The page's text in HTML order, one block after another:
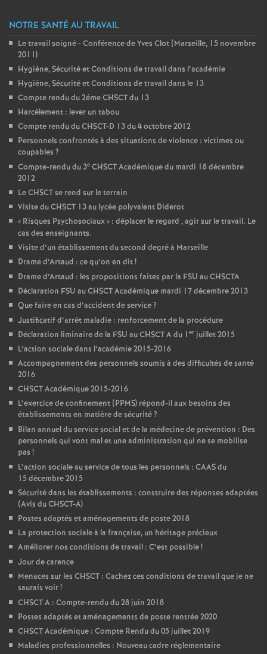
NOTRE SANTÉ AU TRAVAIL
Le travail soigné - Conférence de Yves Clot (Marseille, 15 novembre
2011)
Hygiène, Sécurité et Conditions de travail dans l’académie
Hygiène, Sécurité et Conditions de travail dans le 13
Compte rendu du 2éme CHSCT du 13
Harcèlement : lever un tabou
Compte rendu du CHSCT-D 13 du 4 octobre 2012
Personnels confrontés à des situations de violence : victimes ou
coupables ?
Compte-rendu du 3e CHSCT Académique du mardi 18 décembre
2012
Le CHSCT se rend sur le terrain
Visite du CHSCT 13 au lycée polyvalent Diderot
« Risques Psychosociaux» : déplacer le regard , agir sur le travail. Le
cas des enseignants.
Visite d’un établissement du second degré à Marseille
Drame d’Artaud : ce qu’on en dit!
Drame d’Artaud : les propositions faites par la FSU au CHSCTA
Déclaration FSU au CHSCT Académique mardi 17 décembre 2013
Que faire en cas d’accident de service?
Justificatif d’arrêt maladie : renforcement de la procédure
Déclaration liminaire de la FSU au CHSCT A du 1 er juillet 2015
L’action sociale dans l’académie 2015-2016
Accompagnement des personnels soumis à des difficultés de santé
2016
CHSCT Académique 2015-2016
L’exercice de confinement (PPMS) répond-il aux besoins des
établissements en matière de sécurité?
Bilan annuel du service social et de la médecine de prévention : Des
personnels qui vont mal et une administration qui ne se mobilise
pas !
L’action sociale au service de tous les personnels : CAAS du
15 décembre 2015
Sécurité dans les établissements : construire des réponses adaptées
(Avis du CHSCT-A)
Postes adaptés et aménagements de poste 2018
La protection sociale à la française, un héritage précieux
Améliorer nos conditions de travail : C’est possible!
Jour de carence
Menaces sur les CHSCT : Cachez ces conditions de travail que je ne
saurais voir!
CHSCT A : Compte-rendu du 28 juin 2018
Postes adaptés et aménagements de poste rentrée 2020
CHSCT Académique : Compte Rendu du 05 juillet 2019
Maladies professionnelles : Nouveau cadre réglementaire